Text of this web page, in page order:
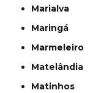
Marialva
Maringá
Marmeleiro
Matelândia
Matinhos